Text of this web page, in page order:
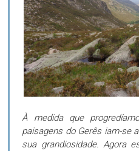
À medida que
paisagens do Gerês iam-se
sua grandiosidade. Agora